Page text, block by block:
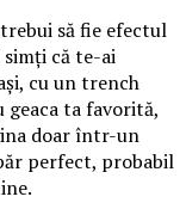
să fie efectul
simți că te-ai
cu un trench
geaca ta favorită,
doar într-un
perfect, probabil